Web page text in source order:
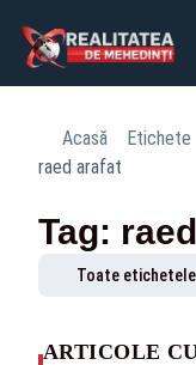
Acasă Etichete
raed arafat
Tag:
Toate etichetele
ARTICOLE